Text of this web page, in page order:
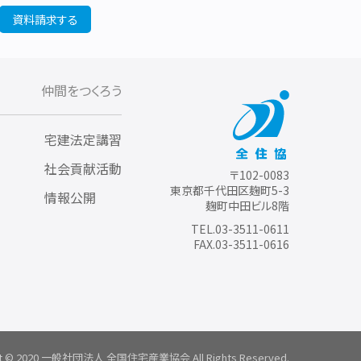
資料請求する
仲間をつくろう
宅建法定講習
社会貢献活動
情報公開
〒102-0083
東京都千代田区麹町5-3
麹町中田ビル8階
TEL.03-3511-0611
FAX.03-3511-0616
© 2020 一般社団法人 全国住宅産業協会All Rights Reserved.